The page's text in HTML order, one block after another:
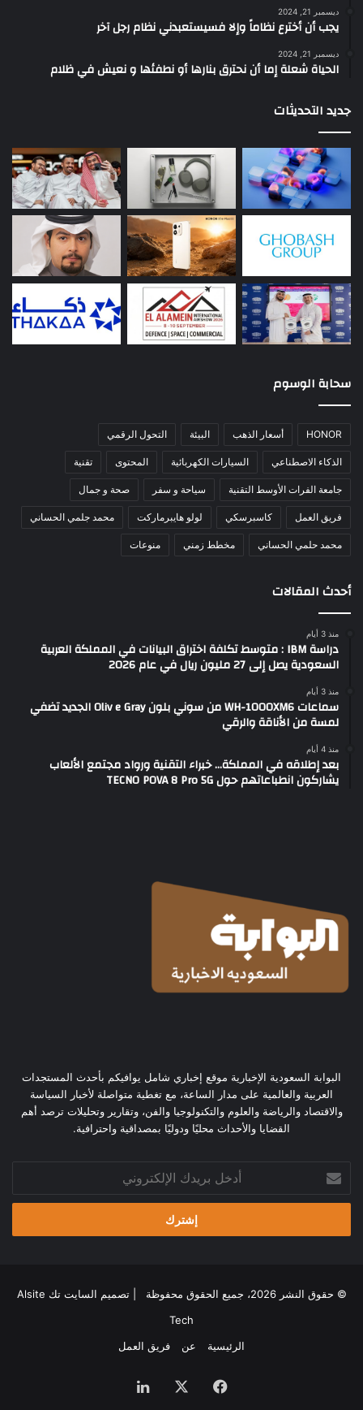
ديسمبر 21, 2024
يجب أن أخترع نظاماً وإلا فسيستعبدني نظام رجل آخر
ديسمبر 21, 2024
الحياة شعلة إما أن نحترق بنارها أو نطفئها و نعيش في ظلام
جديد التحديثات
سحابة الوسوم
HONOR أسعار الذهب البيئة التحول الرقمي
الذكاء الاصطناعي السيارات الكهربائية المحتوى تقنية
جامعة الفرات الأوسط التقنية سياحة و سفر صحة و جمال
فريق العمل كاسبرسكي لولو هايبرماركت محمد جلمي الحساني
محمد حلمي الحساني مخطط زمني منوعات
أحدث المقالات
منذ 3 أيام
دراسة IBM : متوسط تكلفة اختراق البيانات في المملكة العربية
السعودية يصل إلى 27 مليون ريال في عام 2026
منذ 3 أيام
سماعات WH-1000XM6 من سوني بلون Oliv e Gray الجديد تضفي
لمسة من الأناقة والرقي
منذ 4 أيام
بعد إطلاقه في المملكة… خبراء التقنية ورواد مجتمع الألعاب
يشاركون انطباعاتهم حول TECNO POVA 8 Pro 5G
البوابة السعودية الإخبارية موقع إخباري شامل يوافيكم بأحدث المستجدات
العربية والعالمية على مدار الساعة، مع تغطية متواصلة لأخبار السياسة
والاقتصاد والرياضة والعلوم والتكنولوجيا والفن، وتقارير وتحليلات ترصد أهم
القضايا والأحداث محليًا ودوليًا بمصداقية واحترافية.
بريدك
الإلكتروني
© حقوق النشر 2026، جميع الحقوق محفوظة | تصميم
السايت تك Alsite
Tech
الرئيسية
عن فريق العمل
فيسبوك لينكدإن